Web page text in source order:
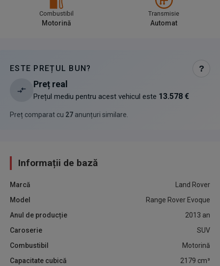
Combustibil
Motorină
Transmisie
Automat
ESTE PREȚUL BUN? ?
Preț real
Prețul mediu pentru acest vehicul este 13.578 €
Preț comparat cu 27 anunțuri similare
Informații de bază
Marcă
Land Rover
Model
Range Rover Evoque
Anul de producție
2013 an
Caroserie
SUV
Combustibil
Motorină
Capacitate cubică
2179 cm³